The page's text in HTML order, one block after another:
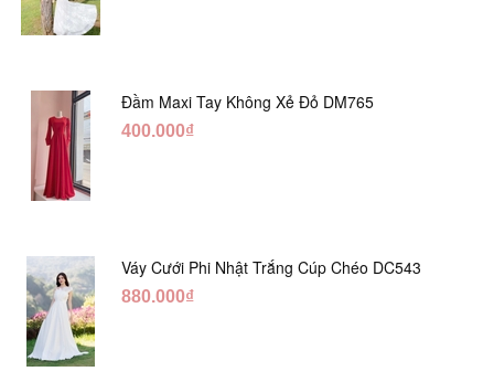
Đầm Maxi Tay Không Xẻ Đỏ DM765
400.000₫
Váy Cưới Phi Nhật Trắng Cúp Chéo DC543
880.000₫